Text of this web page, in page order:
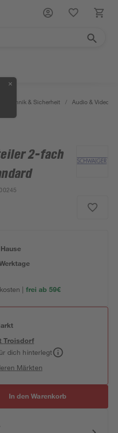
✕
& Sicherheit / Audio & Video
2-fach
| frei ab 59€
Troisdorf
dich hinterlegt
Märkten
In den Warenkorb